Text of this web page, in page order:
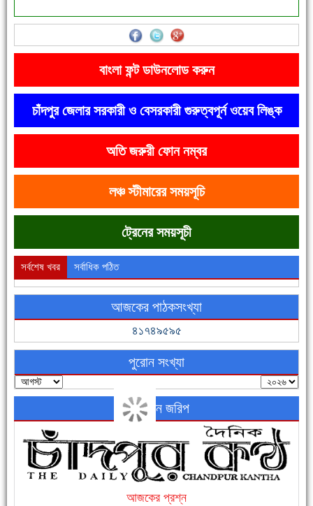
'বাংলা সাহিত্যানুরাগীরা তাঁর অবদানকে চিরকাল স্মরণ করবে'
দেশে রাস্তাঘাটসহ অনেক কিছুই হয়েছে, বাড়েনি কর্মসংস্থান
ফরিদগঞ্জের ভূমিহীন ২০ পরিবার আজ নিজের পাকা ঘরে উঠছে
নতুনবাজার ফাঁড়ি পুলিশের অভিযানে ৪০ পিচ ইয়াবাসহ ১ জন গ্রেফতার
বাংলা ফন্ট ডাউনলোড করুন
চাঁদপুর জেলার সরকারী ও বেসরকারী গুরুত্বপূর্ন ওয়েব লিঙ্ক
অতি জরুরী ফোন নম্বর
লঞ্চ স্টীমারের সময়সূচি
ট্রেনের সময়সূচী
সর্বশেষ খবর সর্বাধিক পঠিত
আজকের পাঠকসংখ্যা
৪১৭৪৯৫৯৫
পুরোন সংখ্যা
অনলাইন জরিপ
আজকের প্রশ্ন